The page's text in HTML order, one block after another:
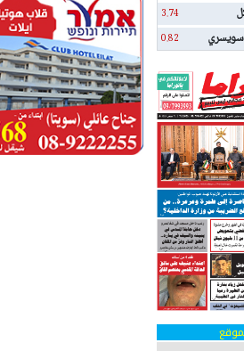
3.74
سويسري
0.82